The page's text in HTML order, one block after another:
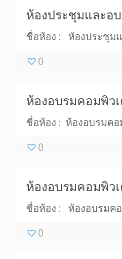
ห้องประชุมและอบ
ชื่อห้อง : ห้องประชุม
0
ห้องอบรมคอมพิว
ชื่อห้อง : ห้องอบรมคอ
0
ห้องอบรมคอมพิวเ
ชื่อห้อง : ห้องอบรมค
0